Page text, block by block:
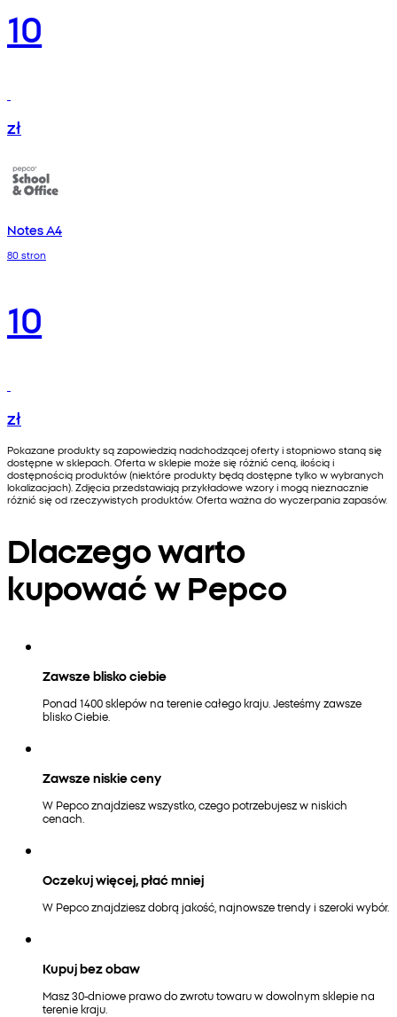
10
zł
Notes A4
80 stron
10
zł
Pokazane produkty są zapowiedzią nadchodzącej oferty i stopniowo staną się
dostępne w sklepach. Oferta w sklepie może się różnić ceną, ilością i
dostępnością produktów (niektóre produkty będą dostępne tylko w wybranych
lokalizacjach). Zdjęcia przedstawiają przykładowe wzory i mogą nieznacznie
różnić się od rzeczywistych produktów. Oferta ważna do wyczerpania zapasów.
Dlaczego warto
kupować w Pepco
Zawsze blisko ciebie
Ponad 1400 sklepów na terenie całego kraju. Jesteśmy zawsze
blisko Ciebie.
Zawsze niskie ceny
W Pepco znajdziesz wszystko, czego potrzebujesz w niskich
cenach.
Oczekuj więcej, płać mniej
W Pepco znajdziesz dobrą jakość, najnowsze trendy i szeroki wybór.
Kupuj bez obaw
Masz 30-dniowe prawo do zwrotu towaru w dowolnym sklepie na
terenie kraju.